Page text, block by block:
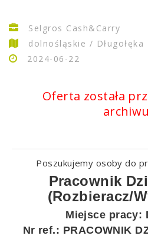
Selgros Cash&Carry
dolnośląskie / Długołęka
2024-06-22
Oferta została
poszukujemy osoby do
Pracownik
(Rozbieracz/
Miejsce pracy:
Nr ref.: PRACOWNIK